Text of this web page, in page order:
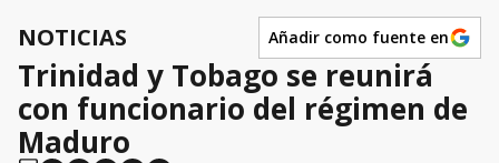
NOTICIAS Añadir como fuente en
Trinidad y Tobago se reunirá
con funcionario del régimen de
Maduro